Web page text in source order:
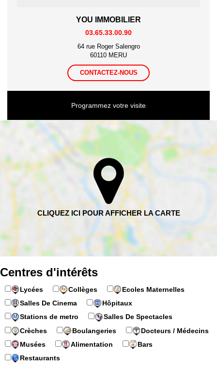
YOU IMMOBILIER
03.65.33.00.90
64 rue Roger Salengro
60110 MERU
CONTACTEZ-NOUS
Programmez votre visite
Centres d'intérêts
Lycées Collèges
Ecoles Maternelles
Salles De Cinema
Hôpitaux
Stations de metro
Salles De Spectacles
Crèches
Boulangeries
Docteurs / Médecins
Musées
Alimentation
Bars
Restaurants